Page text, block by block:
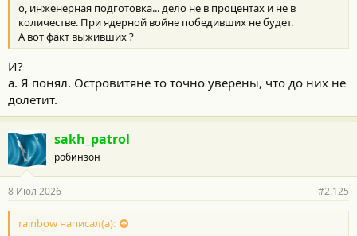
и
:
о, инженерная подготовка... дело не в процентах и не в
количестве. При ядерной войне победивших не будет.
А вот факт выживших ?
И?
а. Я понял. Островитяне то точно уверены, что до них не
долетит.
sakh_patrol
робинзон
8 Июл 2026 #2.125
rainbow написал(а):